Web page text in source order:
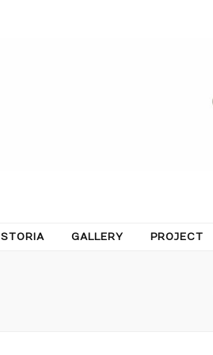
STORIA GALLERY PROJECT